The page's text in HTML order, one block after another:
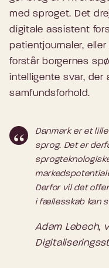
med sproget. Det
digitale assistent
patientjournaler,
forstår borgernes
intelligente svar, der
samfundsforhold.
Danmark er et
sprog. Det er
Derfor vil det
i fællesskab kan
Adam Lebech,